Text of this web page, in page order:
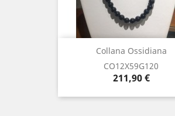
Collana Ossidiana
CO12X59G120
Prezzo
211,90 €